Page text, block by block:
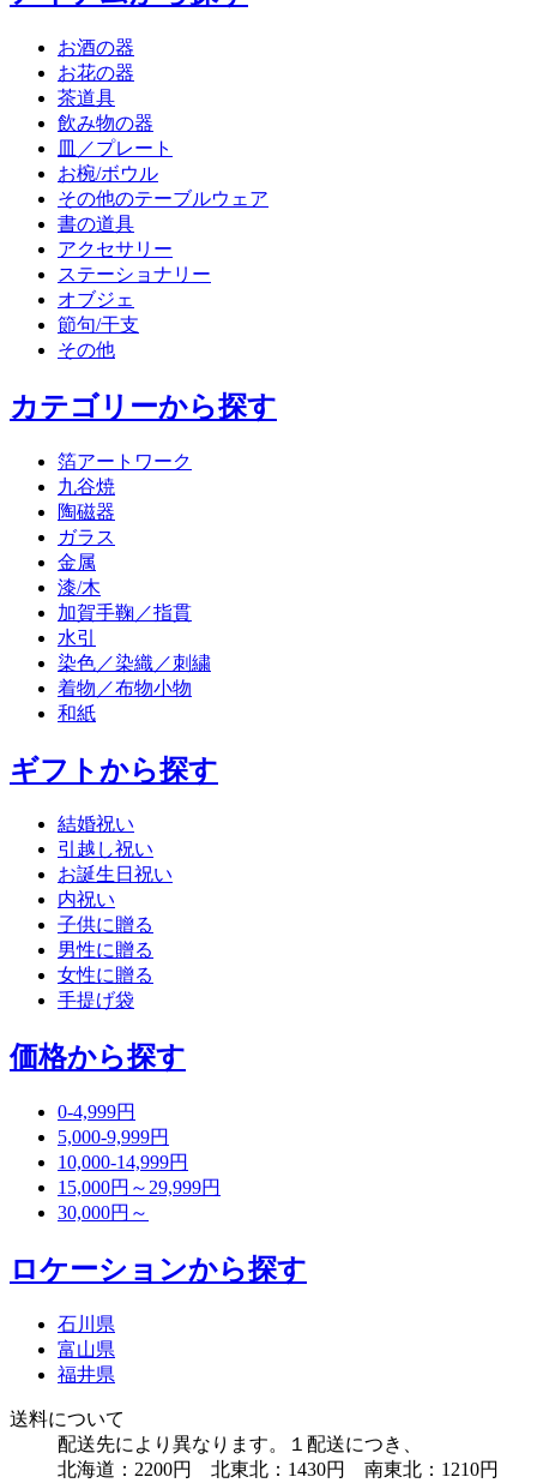
お酒の器
お花の器
茶道具
飲み物の器
皿／プレート
お椀/ボウル
その他のテーブルウェア
書の道具
アクセサリー
ステーショナリー
オブジェ
節句/干支
その他
カテゴリーから探す
箔アートワーク
九谷焼
陶磁器
ガラス
金属
漆/木
加賀手鞠／指貫
水引
染色／染織／刺繍
着物／布物小物
和紙
ギフトから探す
結婚祝い
引越し祝い
お誕生日祝い
内祝い
子供に贈る
男性に贈る
女性に贈る
手提げ袋
価格から探す
0-4,999円
5,000-9,999円
10,000-14,999円
15,000円～29,999円
30,000円～
ロケーションから探す
石川県
富山県
福井県
送料について
配送先により異なります。１配送につき、
北海道：2200円 北東北：1430円 南東北：1210円